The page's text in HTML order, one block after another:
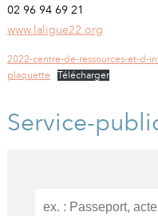
02 96 94 69 21
www.laligue22.org
2022-centre-de-ressources-et-d-
plaquette
Télécharger
Service-